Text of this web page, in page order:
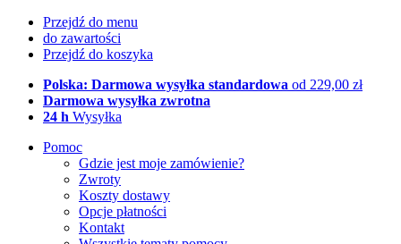
Przejdź do menu
do zawartości
Przejdź do koszyka
Polska: Darmowa wysyłka standardowa od 229,00 zł
Darmowa wysyłka zwrotna
24 h Wysyłka
Pomoc
Gdzie jest moje zamówienie?
Zwroty
Koszty dostawy
Opcje płatności
Kontakt